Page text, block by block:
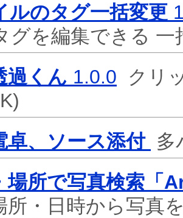
ルのタグ一括変更
グを編集できる
過くん 1.0.0 クリ
卓、ソース添付 多
場所で写真検索「
所・日時から写真